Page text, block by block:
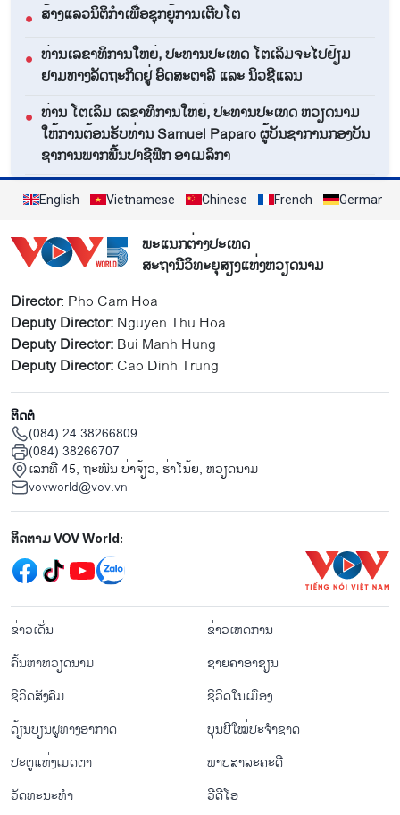
● ສ້າງ​ແລວ​ນິ​ຕິ​ກຳ​ເພື່ອ​ຊຸກ​ຍູ້​ການ​ເຕີບ​ໂຕ
● ທ່ານ​ເລ​ຂາ​ທິ​ການ​ໃຫຍ່, ປ​ະ​ທານ​ປະ​ເທດ ໂຕ​ເລິມ​ຈະ​ໄປ​ຢ້ຽມ​
ຢາມ​ທາງ​ລັດ​ຖະ​ກິດ​ຢູ່ ອົດ​ສະ​ຕາ​ລີ ແລະ ນິວ​ຊີ​ແລນ
● ທ່ານ ໂຕ​ເລິມ ເລ​ຂາ​ທິ​ການ​ໃຫຍ່, ປະ​ທານ​ປະ​ເທດ ​ຫວຽດ​ນາມ
ໃຫ້​ການ​ຕ້ອນ​ຮັບ​ທ່ານ Samuel Paparo ຜູ້​ບັນ​ຊາ​ການກອງ​ບັນ​
ຊາ​ການພາກ​ພື້ນ​ປາ​ຊີ​ຟິກ ອາ​ເມ​ລິ​ກາ
● ສິດ​ທິ​ມະ​ນຸດ​ຢູ່ ຫວຽດ​ນາມ: ສິ່ງ​ພິ​ສູດ​ຢ່າງ​ຈະ​ແຈ້ງ​ຈາກ​ຕົວ​ຈິງ
ເບິ່ງທັງໝົດ
English Vietnamese Chinese French German
ພະແນກຕ່າງປະເທດ
ສະຖານີວິທະຍຸສຽງແຫ່ງຫວຽດນາມ
Director: Pho Cam Hoa
Deputy Director:Nguyen Thu Hoa
Deputy Director:Bui Manh Hung
Deputy Director:Cao Dinh Trung
ຕິດຕໍ່
(084) 24 38266809
(084) 38266707
ເລກທີ 45, ຖະໜົນ ບ່າ​ຈ້ຽວ, ຮ່າ​ໂນ້ຍ, ຫວຽດນາມ
vovworld@vov.vn
Mạng xã hội
ຕິດຕາມ VOV World:
menu footer tiếng Lào
ຂ່າວເດັ່ນ
ຂ່າວເຫດການ
ຄົ້ນຫາຫວຽດນາມ
ຊາຍຄາອາຊຽນ
ຊີ​ວິດ​ສັງ​ຄົມ
ຊີ​ວິດ​ໃນ​ເມືອງ
ດ້ຽນບຽນ​ຝູທາງ​ອາກາດ
ບຸນປີໃໝ່ປະຈຳຊາດ
ປະຕູແຫ່ງເມດຕາ
ພາບສາລະຄະດີ
ວັດທະນະທໍາ
ວີດີໂອ